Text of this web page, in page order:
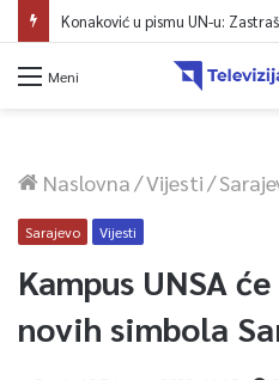
Konaković u pismu UN-u:
Meni
Naslovna/Vijesti/
Sarajevo Vijesti
Kampus UNSA
novih simbola